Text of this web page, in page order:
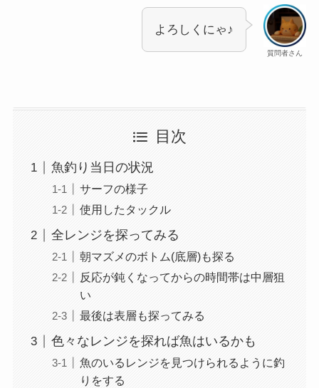
質問者さん
よろしくにゃ♪
目次
魚釣り当日の状況
サーフの様子
使用したタックル
全レンジを探ってみる
朝マズメのボトム(底層)も探る
反応が鈍くなってからの時間帯は中層狙
い
最後は表層も探ってみる
色々なレンジを探れば魚はいるかも
魚のいるレンジを見つけられるように釣
りをする